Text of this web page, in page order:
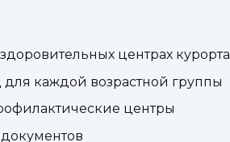
центрах курорта
каждой возрастной группы
центры